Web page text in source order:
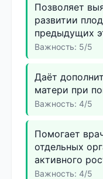
Позволяет
развитии
предыдущих
Важность: 5/5
Даёт
матери при
Важность: 4/5
Помогает
отдельных
активного
Важность: 4/5